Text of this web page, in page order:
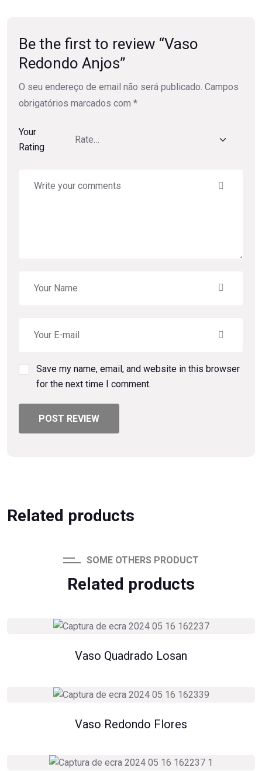
Be the first to review “Vaso
Redondo Anjos”
O seu endereço de email não será publicado. Campos
obrigatórios marcados com *
Your
Rating
Save my name, email, and website in this browser
for the next time I comment.
POST REVIEW
Related products
SOME OTHERS PRODUCT
Related products
Vaso Quadrado Losan
Vaso Redondo Flores